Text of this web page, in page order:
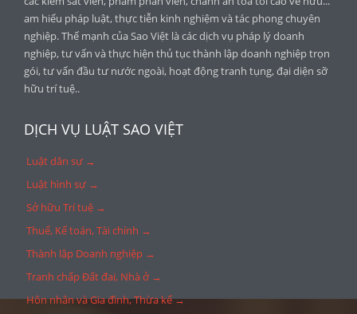
am hiểu pháp luật, thực tiễn kinh nghiệm và tác phong chuyên
nghiệp. Thế mạnh của Sao Việt là các dịch vụ pháp lý doanh
nghiệp, tư vấn và thực hiện thủ tục thành lập doanh nghiệp trọn
gói, tư vấn đầu tư nước ngoài, hoạt động tranh tụng, đại diện sỡ
hữu trí tuệ..
DỊCH VỤ LUẬT SAO VIỆT
Luật dân sự →
Luật hình sự →
Sở hữu Trí tuệ →
Thuế, Kế toán, Tài chính →
Thành lập Doanh nghiệp →
Tranh chấp Đất đai, Nhà ở →
Hôn nhân và Gia đình, Thừa kế →